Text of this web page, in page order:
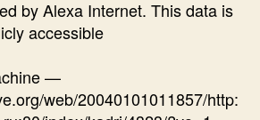
by Alexa Internet. This data is
accessible
—
web/20040101011857/http: